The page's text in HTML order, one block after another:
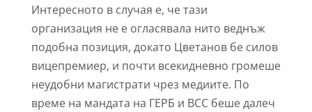
Интересното в случая е, че тази
организация не е огласявала нито веднъж
подобна позиция, докато Цветанов бе силов
вицепремиер, и почти всекидневно громеше
неудобни магистрати чрез медиите. По
време на мандата на ГЕРБ и ВСС беше далеч